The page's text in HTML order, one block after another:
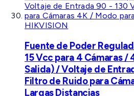
HIKVISION
Fuente de Poder
15 Vcc para 4 Cámaras /
Salida) / Voltaje de
Filtro de Ruido para
Largas Distancias